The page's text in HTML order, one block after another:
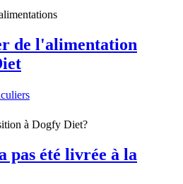
de l'alimentation
à Dogfy Diet?
pas été livrée à la